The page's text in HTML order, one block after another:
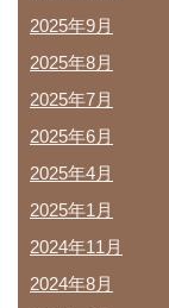
2025年9月
2025年8月
2025年7月
2025年6月
2025年4月
2025年1月
2024年11月
2024年8月